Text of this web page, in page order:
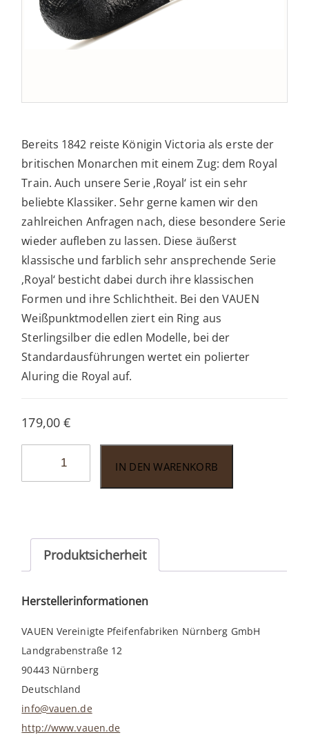
Bereits 1842 reiste Königin Victoria als erste der
britischen Monarchen mit einem Zug: dem Royal
Train. Auch unsere Serie ‚Royal‘ ist ein sehr
beliebte Klassiker. Sehr gerne kamen wir den
zahlreichen Anfragen nach, diese besondere Serie
wieder aufleben zu lassen. Diese äußerst
klassische und farblich sehr ansprechende Serie
‚Royal‘ besticht dabei durch ihre klassischen
Formen und ihre Schlichtheit. Bei den VAUEN
Weißpunktmodellen ziert ein Ring aus
Sterlingsilber die edlen Modelle, bei der
Standardausführungen wertet ein polierter
Aluring die Royal auf.
179,00€
IN DEN WARENKORB
Produktsicherheit
Herstellerinformationen
VAUEN Vereinigte Pfeifenfabriken Nürnberg GmbH
Landgrabenstraße 12
90443 Nürnberg
Deutschland
info@vauen.de
http://www.vauen.de